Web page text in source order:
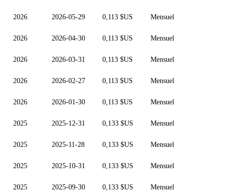
2026 2026-05-29 0,113 $US Mensuel
2026 2026-04-30 0,113 $US Mensuel
2026 2026-03-31 0,113 $US Mensuel
2026 2026-02-27 0,113 $US Mensuel
2026 2026-01-30 0,113 $US Mensuel
2025 2025-12-31 0,133 $US Mensuel
2025 2025-11-28 0,133 $US Mensuel
2025 2025-10-31 0,133 $US Mensuel
2025 2025-09-30 0,133 $US Mensuel